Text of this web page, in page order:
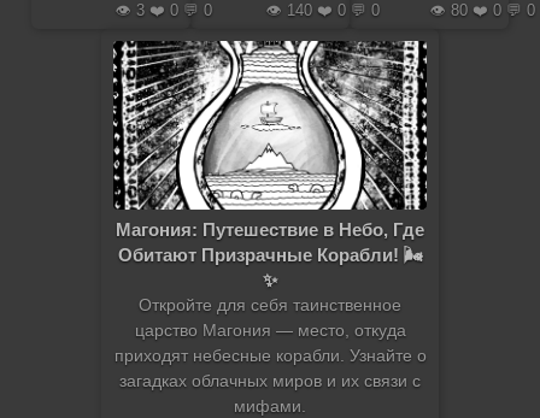
👁️ 3 ❤️ 0 💬 0
👁️ 140 ❤️ 0 💬 0
👁️ 80 ❤️ 0 💬 0
Магония: Путешествие в Небо, Где
Обитают Призрачные Корабли! 🌬️
✨
Откройте для себя таинственное
царство Магония — место, откуда
приходят небесные корабли. Узнайте о
загадках облачных миров и их связи с
мифами.